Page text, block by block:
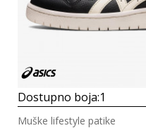
Dostupno boja:1
Muške lifestyle patike